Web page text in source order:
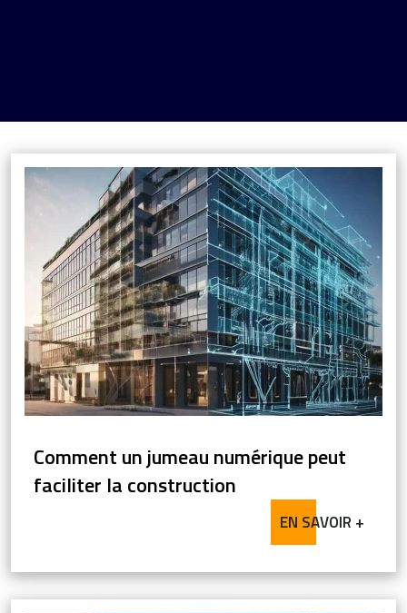
Comment un jumeau numérique peut
faciliter la construction
EN SAVOIR +